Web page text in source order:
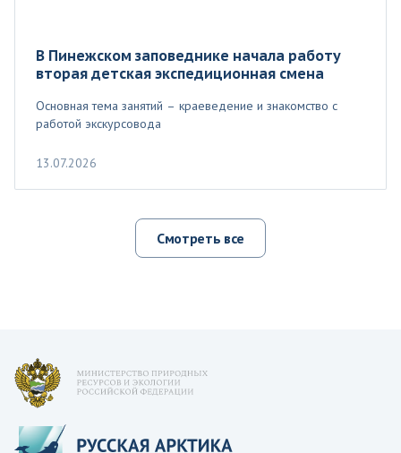
В Пинежском заповеднике начала работу
вторая детская экспедиционная смена
Основная тема занятий – краеведение и знакомство с
работой экскурсовода
13.07.2026
Смотреть все